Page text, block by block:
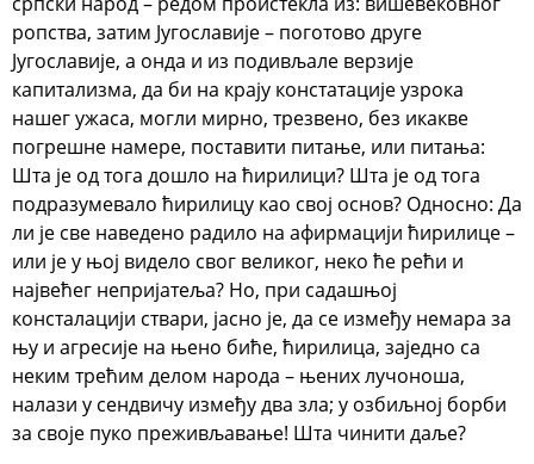
ропства, затим Југославије – поготово друге
Југославије, а онда и из подивљале верзије
капитализма, да би на крају констатације узрока
нашег ужаса, могли мирно, трезвено, без икакве
погрешне намере, поставити питање, или питања:
Шта је од тога дошло на ћирилици? Шта је од тога
подразумевало ћирилицу као свој основ? Односно: Да
ли је све наведено радило на афирмацији ћирилице –
или је у њој видело свог великог, неко ће рећи и
највећег непријатеља? Но, при садашњој
консталацији ствари, јасно је, да се између немара за
њу и агресије на њено биће, ћирилица, заједно са
неким трећим делом народа – њених лучоноша,
налази у сендвичу између два зла; у озбиљној борби
за своје пуко преживљавање! Шта чинити даље?